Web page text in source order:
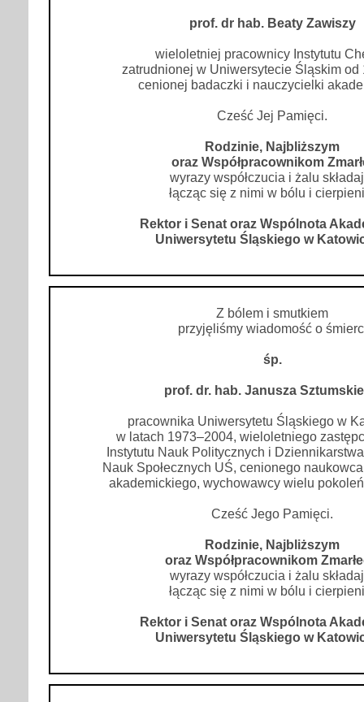
prof. dr hab. Beaty Zawiszy
wieloletniej pracownicy Instytutu
zatrudnionej w Uniwersytecie Śląskim od
cenionej badaczki i nauczycielki
Cześć Jej Pamięci.
Rodzinie, Najbliższym
oraz Współpracownikom
wyrazy współczucia i żalu
łącząc się z nimi w bólu i
Rektor i Senat oraz Wspólnota
Uniwersytetu Śląskiego w
Z bólem i smutkiem
przyjęliśmy wiadomość o
śp.
prof. dr. hab. Janusza
pracownika Uniwersytetu Śląskiego w
w latach 1973–2004, wieloletniego
Instytutu Nauk Politycznych i
Nauk Społecznych UŚ, cenionego
akademickiego, wychowawcy wielu
Cześć Jego Pamięci.
Rodzinie, Najbliższym
oraz Współpracownikom
wyrazy współczucia i żalu
łącząc się z nimi w bólu i
Rektor i Senat oraz Wspólnota
Uniwersytetu Śląskiego w